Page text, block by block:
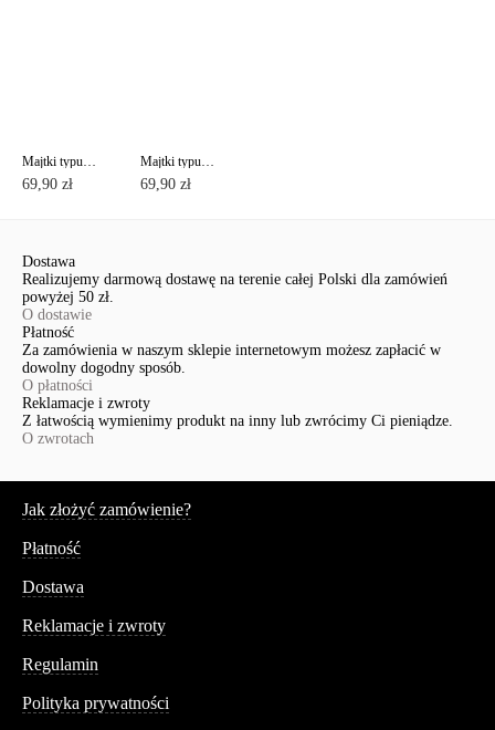
Majtki typu "figi" ze średnim stanem AURA RP3080
69,90 zł
Majtki typu "figi" ze średnim stanem AURA RP2079
69,90 zł
Dostawa
Realizujemy darmową dostawę na terenie całej Polski dla zamówień
powyżej 50 zł.
O dostawie
Płatność
Za zamówienia w naszym sklepie internetowym możesz zapłacić w
dowolny dogodny sposób.
O płatności
Reklamacje i zwroty
Z łatwością wymienimy produkt na inny lub zwrócimy Ci pieniądze.
O zwrotach
Jak złożyć zamówienie?
Płatność
Dostawa
Reklamacje i zwroty
Regulamin
Polityka prywatności